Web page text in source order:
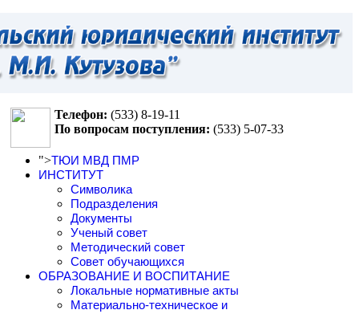
Телефон: (533) 8-19-11
По вопросам поступления: (533) 5-07-33
">ТЮИ МВД ПМР
ИНСТИТУТ
Символика
Подразделения
Документы
Ученый совет
Методический совет
Совет обучающихся
ОБРАЗОВАНИЕ И ВОСПИТАНИЕ
Локальные нормативные акты
Материально-техническое и